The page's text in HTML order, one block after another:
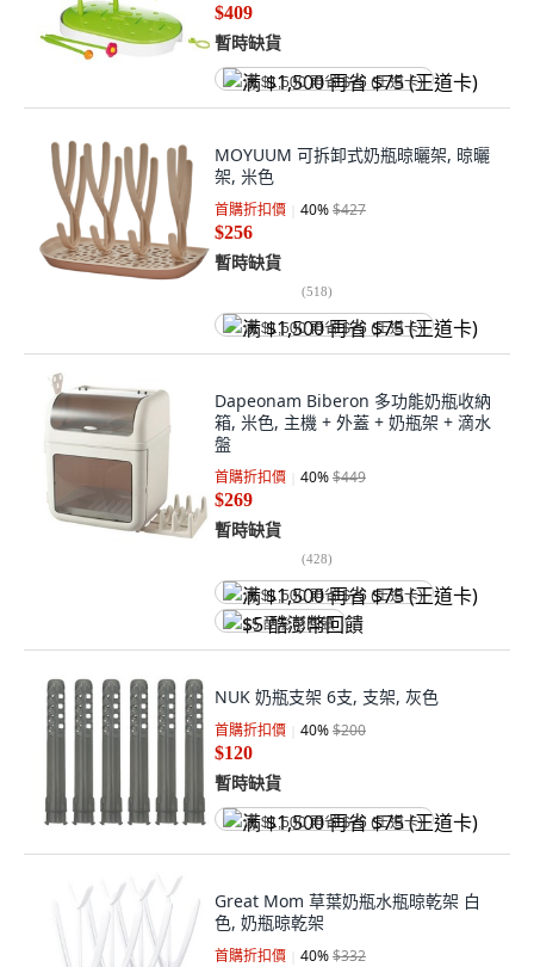
$409
暫時缺貨
满 $1,500 再省 $75 (王道卡)
MOYUUM 可拆卸式奶瓶晾曬架, 晾曬
架, 米色
首購折扣價 40%$427
$256
暫時缺貨
(518)
满 $1,500 再省 $75 (王道卡)
Dapeonam Biberon 多功能奶瓶收納
箱, 米色, 主機 + 外蓋 + 奶瓶架 + 滴水
盤
首購折扣價 40%$449
$269
暫時缺貨
(428)
满 $1,500 再省 $75 (王道卡)
$5 酷澎幣回饋
NUK 奶瓶支架 6支, 支架, 灰色
首購折扣價 40%$200
$120
暫時缺貨
满 $1,500 再省 $75 (王道卡)
Great Mom 草葉奶瓶水瓶晾乾架 白
色, 奶瓶晾乾架
首購折扣價 40%$332